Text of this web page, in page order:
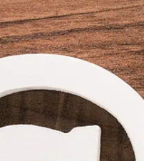
profese jsou také pro
Mnoho firem ale bylo
nuceno přistoupit z